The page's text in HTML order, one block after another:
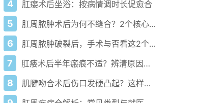
4 肛瘘术后坐浴：按病情调时长促愈合
5 肛周脓肿术后为何不缝合？2个核心原因
6 肛周脓肿破裂后，手术与否看这2个关键指标
7 肛瘘术后半年瘢痕不适？辨清原因科学应对
8 肌腱吻合术后伤口发硬凸起？这样应对